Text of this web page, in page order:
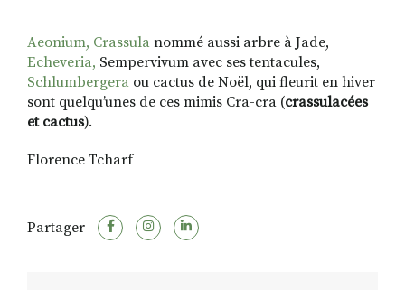
Aeonium, Crassula nommé aussi arbre à Jade,
Echeveria, Sempervivum avec ses tentacules,
Schlumbergera ou cactus de Noël, qui fleurit en hiver
sont quelqu’unes de ces mimis Cra-cra (crassulacées
et cactus).
Florence Tcharf
Partager